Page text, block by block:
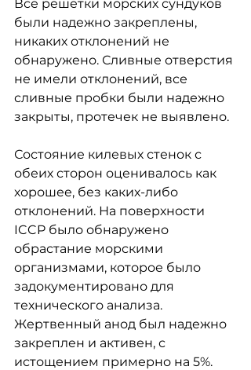
Все решетки морских сундуков
были надежно закреплены,
никаких отклонений не
обнаружено. Сливные отверстия
не имели отклонений, все
сливные пробки были надежно
закрыты, протечек не выявлено.
Состояние килевых стенок с
обеих сторон оценивалось как
хорошее, без каких-либо
отклонений. На поверхности
ICCP было обнаружено
обрастание морскими
организмами, которое было
задокументировано для
технического анализа.
Жертвенный анод был надежно
закреплен и активен, с
истощением примерно на 5%.